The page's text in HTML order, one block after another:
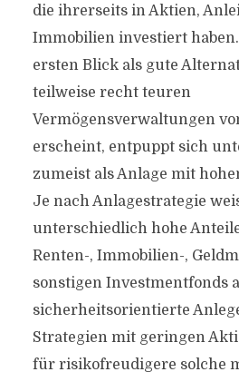
die ihrerseits in Aktien,
Immobilien investiert haben.
ersten Blick als gute
teilweise recht teuren
Vermögensverwaltungen
erscheint, entpuppt sich
zumeist als Anlage mit
Je nach Anlagestrategie
unterschiedlich hohe
Renten-, Immobilien-,
sonstigen Investmentfonds
sicherheitsorientierte
Strategien mit geringen
für risikofreudigere solche